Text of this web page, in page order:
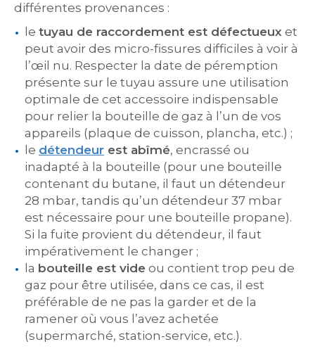
différentes provenances :
le tuyau de raccordement est défectueux et
peut avoir des micro-fissures difficiles à voir à
l’œil nu. Respecter la date de péremption
présente sur le tuyau assure une utilisation
optimale de cet accessoire indispensable
pour relier la bouteille de gaz à l’un de vos
appareils (plaque de cuisson, plancha, etc.) ;
le détendeur est abîmé, encrassé ou
inadapté à la bouteille (pour une bouteille
contenant du butane, il faut un détendeur
28 mbar, tandis qu’un détendeur 37 mbar
est nécessaire pour une bouteille propane).
Si la fuite provient du détendeur, il faut
impérativement le changer ;
la bouteille est vide ou contient trop peu de
gaz pour être utilisée, dans ce cas, il est
préférable de ne pas la garder et de la
ramener où vous l’avez achetée
(supermarché, station-service, etc.).